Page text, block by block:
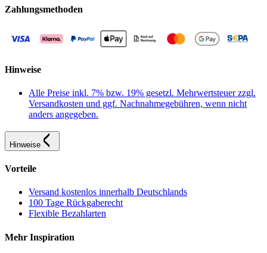
Zahlungsmethoden
Hinweise
Alle Preise inkl. 7% bzw. 19% gesetzl. Mehrwertsteuer zzgl.
Versandkosten und ggf. Nachnahmegebühren, wenn nicht
anders angegeben.
Hinweise
Vorteile
Versand kostenlos innerhalb Deutschlands
100 Tage Rückgaberecht
Flexible Bezahlarten
Mehr Inspiration